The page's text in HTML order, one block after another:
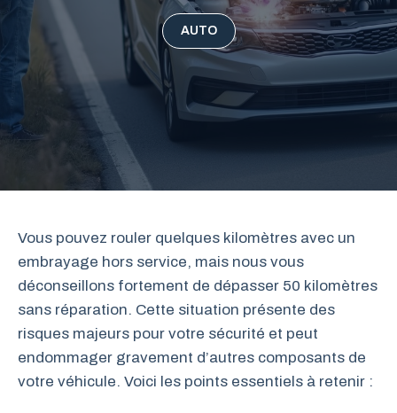
AUTO
Vous pouvez rouler quelques kilomètres avec un
embrayage hors service, mais nous vous
déconseillons fortement de dépasser 50 kilomètres
sans réparation. Cette situation présente des
risques majeurs pour votre sécurité et peut
endommager gravement d’autres composants de
votre véhicule. Voici les points essentiels à retenir :